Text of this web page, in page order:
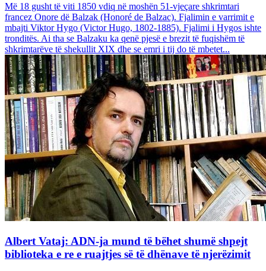
Më 18 gusht të viti 1850 vdiq në moshën 51-vjeçare shkrimtari
francez Onore dë Balzak (Honoré de Balzac). Fjalimin e varrimit e
mbajti Viktor Hygo (Victor Hugo, 1802-1885). Fjalimi i Hygos ishte
tronditës. Ai tha se Balzaku ka qenë pjesë e brezit të fuqishëm të
shkrimtarëve të shekullit XIX dhe se emri i tij do të mbetet...
Albert Vataj: ADN-ja mund të bëhet shumë shpejt
biblioteka e re e ruajtjes së të dhënave të njerëzimit